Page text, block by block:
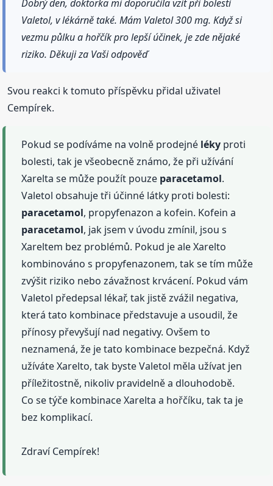
Dobrý den, doktorka mi doporučila vzít při bolesti
Valetol, v lékárně také. Mám Valetol 300 mg. Když si
vezmu půlku a hořčík pro lepší účinek, je zde nějaké
riziko. Děkuji za Vaši odpověď
Svou reakci k tomuto příspěvku přidal uživatel
Cempírek.
Pokud se podíváme na volně prodejné léky proti
bolesti, tak je všeobecně známo, že při užívání
Xarelta se může použít pouze paracetamol.
Valetol obsahuje tři účinné látky proti bolesti:
paracetamol, propyfenazon a kofein. Kofein a
paracetamol, jak jsem v úvodu zmínil, jsou s
Xareltem bez problémů. Pokud je ale Xarelto
kombinováno s propyfenazonem, tak se tím může
zvýšit riziko nebo závažnost krvácení. Pokud vám
Valetol předepsal lékař, tak jistě zvážil negativa,
která tato kombinace představuje a usoudil, že
přínosy převyšují nad negativy. Ovšem to
neznamená, že je tato kombinace bezpečná. Když
užíváte Xarelto, tak byste Valetol měla užívat jen
příležitostně, nikoliv pravidelně a dlouhodobě.
Co se týče kombinace Xarelta a hořčíku, tak ta je
bez komplikací.
Zdraví Cempírek!